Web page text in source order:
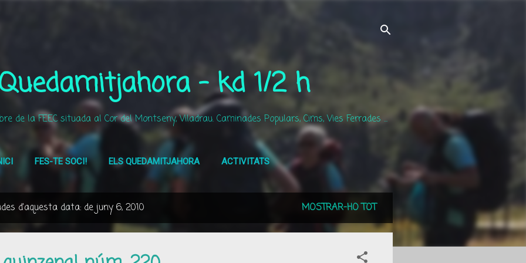
- kd 1/2 h
de la FEEC situada al Cor del Montseny, Viladrau. Caminades Populars, Cims, Vies Ferrades ...
FES-TE SOCI! ELS QUEDAMITJAHORA ACTIVITATS
d'aquesta data: de juny 6, 2010 MOSTRAR-HO TOT